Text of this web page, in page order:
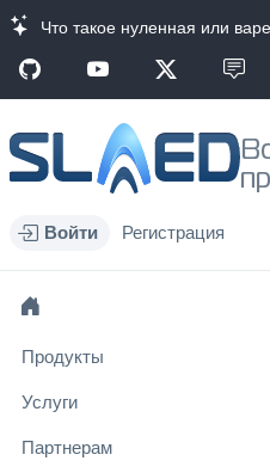
Что такое нуленная или
Войти Регистрация
Продукты
Услуги
Партнерам